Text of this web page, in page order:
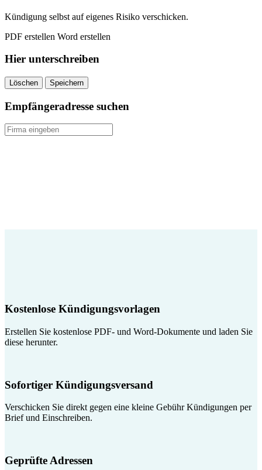
Kündigung selbst auf eigenes Risiko verschicken.
PDF erstellen Word erstellen
Hier unterschreiben
Löschen Speichern
Empfängeradresse suchen
Kostenlose Kündigungsvorlagen
Erstellen Sie kostenlose PDF- und Word-Dokumente und laden Sie
diese herunter.
Sofortiger Kündigungsversand
Verschicken Sie direkt gegen eine kleine Gebühr Kündigungen per
Brief und Einschreiben.
Geprüfte Adressen